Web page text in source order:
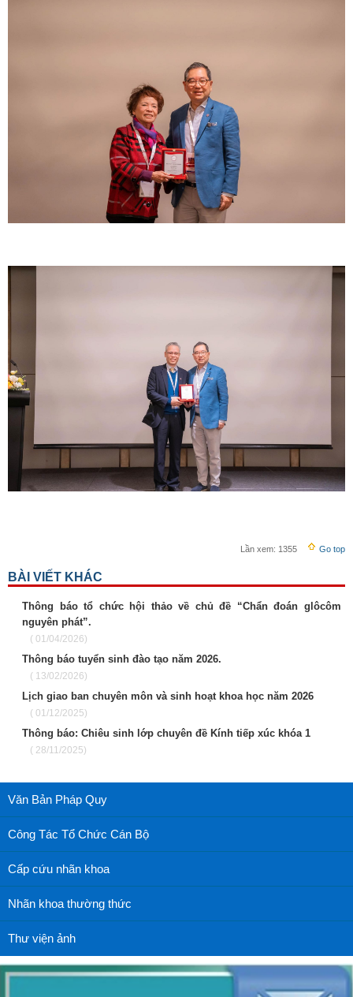
Lần xem: 1355 Go top
BÀI VIẾT KHÁC
Thông báo tổ chức hội thảo về chủ đề “Chẩn đoán glôcôm
nguyên phát”.
( 01/04/2026)
Thông báo tuyển sinh đào tạo năm 2026.
( 13/02/2026)
Lịch giao ban chuyên môn và sinh hoạt khoa học năm 2026
( 01/12/2025)
Thông báo: Chiêu sinh lớp chuyên đề Kính tiếp xúc khóa 1
( 28/11/2025)
Văn Bản Pháp Quy
Công Tác Tổ Chức Cán Bộ
Cấp cứu nhãn khoa
Nhãn khoa thường thức
Thư viện ảnh